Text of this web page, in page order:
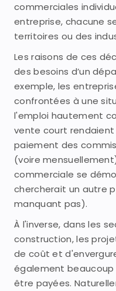
commerciales
entreprise, chacune
territoires ou des
Les raisons de ces
des besoins d’un
exemple, les
confrontées à une
l'emploi hautement
vente court
paiement des
(voire
commerciale se
chercherait un autre
manquant pas).
À l'inverse, dans les
construction, les
de coût et
également
être payées.